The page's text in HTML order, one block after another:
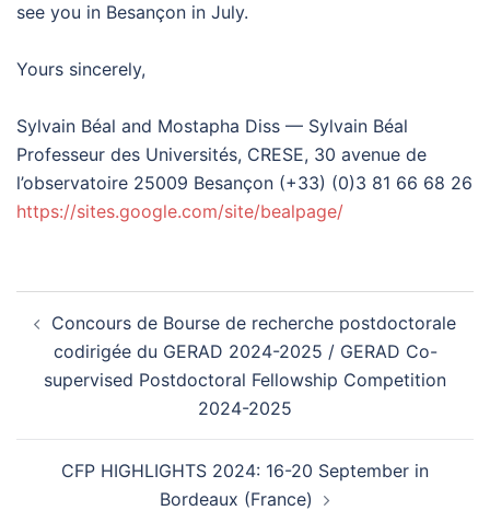
see you in Besançon in July.
Yours sincerely,
Sylvain Béal and Mostapha Diss — Sylvain Béal
Professeur des Universités, CRESE, 30 avenue de
l’observatoire 25009 Besançon (+33) (0)3 81 66 68 26
https://sites.google.com/site/bealpage/
Concours de Bourse de recherche postdoctorale
codirigée du GERAD 2024-2025 / GERAD Co-
supervised Postdoctoral Fellowship Competition
2024-2025
CFP HIGHLIGHTS 2024: 16-20 September in
Bordeaux (France)